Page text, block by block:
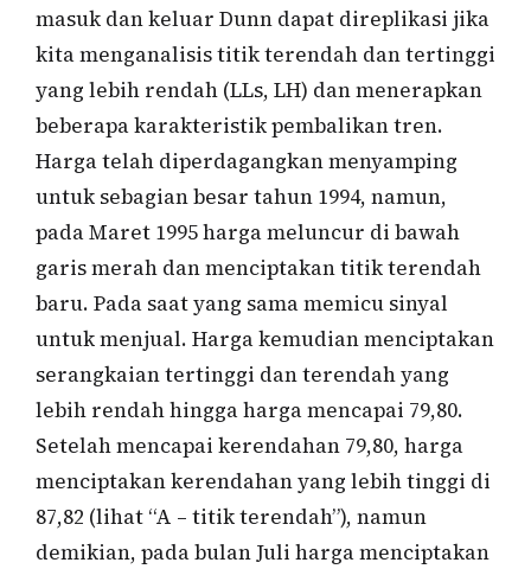
masuk dan keluar Dunn dapat direplikasi jika
kita menganalisis titik terendah dan tertinggi
yang lebih rendah (LLs, LH) dan menerapkan
beberapa karakteristik pembalikan tren.
Harga telah diperdagangkan menyamping
untuk sebagian besar tahun 1994, namun,
pada Maret 1995 harga meluncur di bawah
garis merah dan menciptakan titik terendah
baru. Pada saat yang sama memicu sinyal
untuk menjual. Harga kemudian menciptakan
serangkaian tertinggi dan terendah yang
lebih rendah hingga harga mencapai 79,80.
Setelah mencapai kerendahan 79,80, harga
menciptakan kerendahan yang lebih tinggi di
87,82 (lihat “A – titik terendah”), namun
demikian, pada bulan Juli harga menciptakan